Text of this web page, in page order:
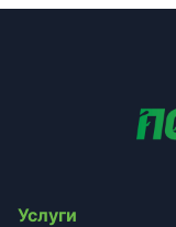
Услуги